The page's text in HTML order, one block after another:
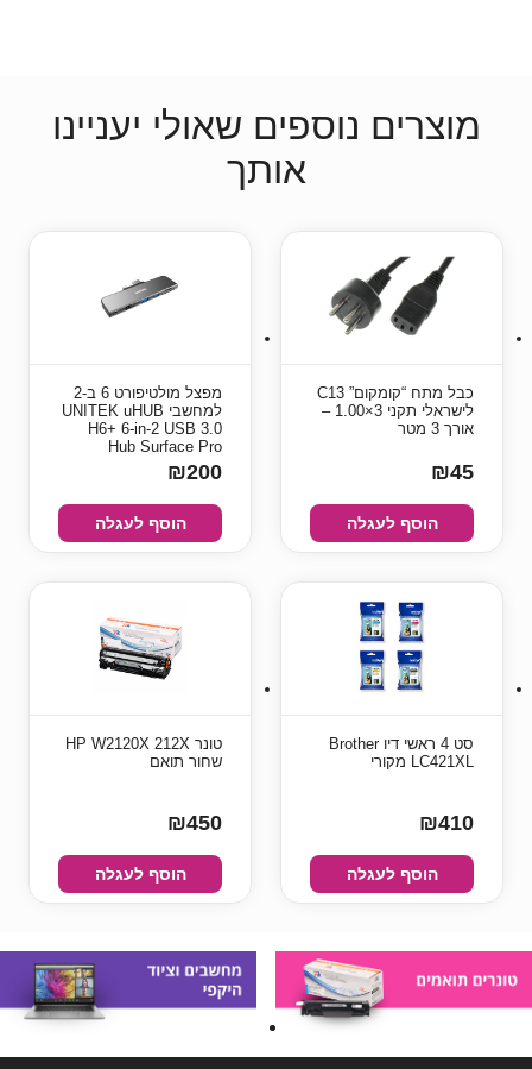
מוצרים נוספים שאולי יעניינו
אותך
כבל מתח “קומקום” C13
לישראלי תקני 3×1.00 –
אורך 3 מטר
₪45
הוסף לעגלה
מפצל מולטיפורט 6 ב-2
למחשבי UNITEK uHUB
H6+ 6-in-2 USB 3.0
Hub Surface Pro
₪200
הוסף לעגלה
סט 4 ראשי דיו Brother
LC421XL מקורי
₪410
הוסף לעגלה
טונר HP W2120X 212X
שחור תואם
₪450
הוסף לעגלה